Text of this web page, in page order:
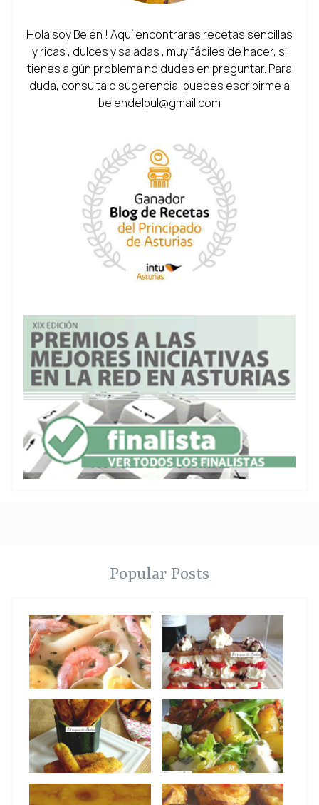
Hola soy Belén ! Aquí encontraras recetas sencillas
y ricas , dulces y saladas , muy fáciles de hacer, si
tienes algún problema no dudes en preguntar. Para
duda, consulta o sugerencia, puedes escribirme a
belendelpul@gmail.com
Popular Posts